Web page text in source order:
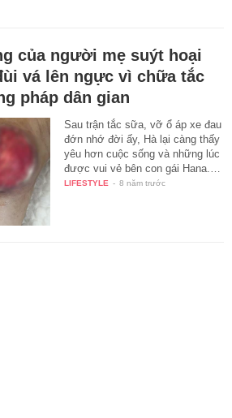
của người mẹ suýt hoại
vá lên ngực vì chữa tắc
pháp dân gian
Sau trận tắc sữa, vỡ ổ áp xe đau
đớn nhớ đời ấy, Hà lại càng thấy
yêu hơn cuộc sống và những lúc
được vui vẻ bên con gái Hana.…
LIFESTYLE - 8 năm trước